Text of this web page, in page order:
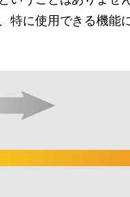
特に使用できる機能